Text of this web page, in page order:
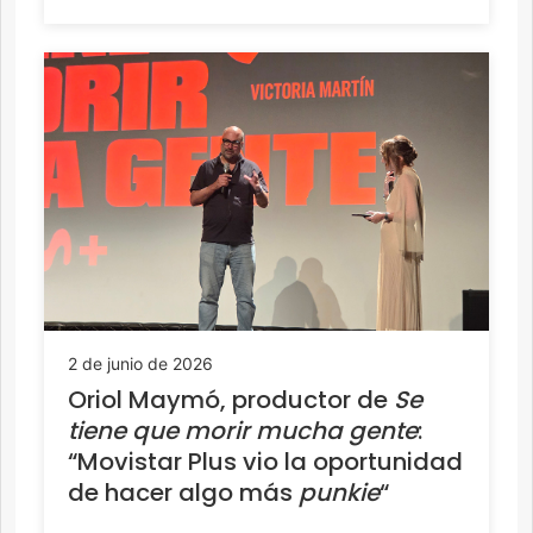
2 de junio de 2026
Oriol Maymó, productor de Se
tiene que morir mucha gente:
“Movistar Plus vio la oportunidad
de hacer algo más punkie“